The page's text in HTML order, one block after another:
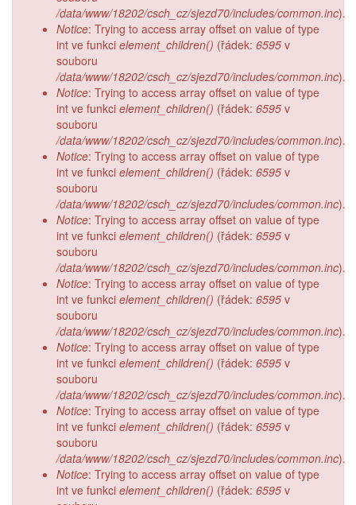
/data/www/18202/csch_cz/sjezd70/includes/common.inc).
Notice: Trying to access array offset on value of type
int ve funkci element_children() (řádek: 6595 v
souboru
/data/www/18202/csch_cz/sjezd70/includes/common.inc).
Notice: Trying to access array offset on value of type
int ve funkci element_children() (řádek: 6595 v
souboru
/data/www/18202/csch_cz/sjezd70/includes/common.inc).
Notice: Trying to access array offset on value of type
int ve funkci element_children() (řádek: 6595 v
souboru
/data/www/18202/csch_cz/sjezd70/includes/common.inc).
Notice: Trying to access array offset on value of type
int ve funkci element_children() (řádek: 6595 v
souboru
/data/www/18202/csch_cz/sjezd70/includes/common.inc).
Notice: Trying to access array offset on value of type
int ve funkci element_children() (řádek: 6595 v
souboru
/data/www/18202/csch_cz/sjezd70/includes/common.inc).
Notice: Trying to access array offset on value of type
int ve funkci element_children() (řádek: 6595 v
souboru
/data/www/18202/csch_cz/sjezd70/includes/common.inc).
Notice: Trying to access array offset on value of type
int ve funkci element_children() (řádek: 6595 v
souboru
/data/www/18202/csch_cz/sjezd70/includes/common.inc).
Notice: Trying to access array offset on value of type
int ve funkci element_children() (řádek: 6595 v